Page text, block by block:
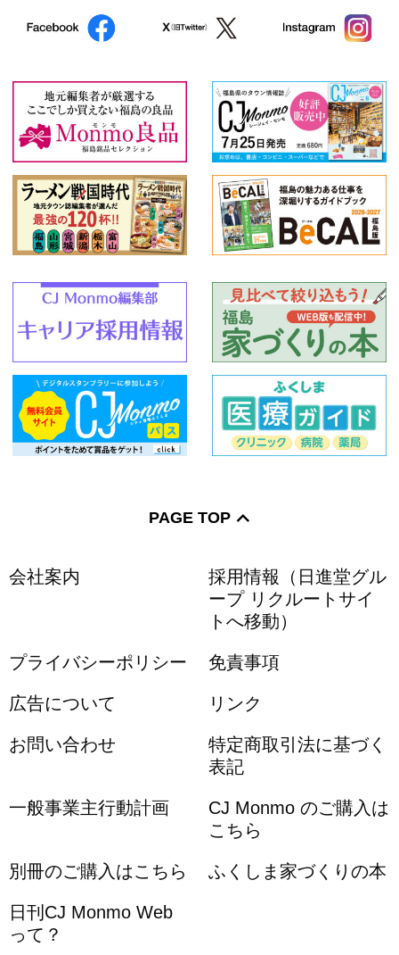
PAGE TOP
会社案内
採用情報（日進堂グル
ープ リクルートサイ
トへ移動）
プライバシーポリシー 免責事項
広告について リンク
お問い合わせ
特定商取引法に基づく
表記
一般事業主行動計画
CJ Monmo のご購入は
こちら
別冊のご購入はこちら ふくしま家づくりの本
日刊CJ Monmo Web
って？